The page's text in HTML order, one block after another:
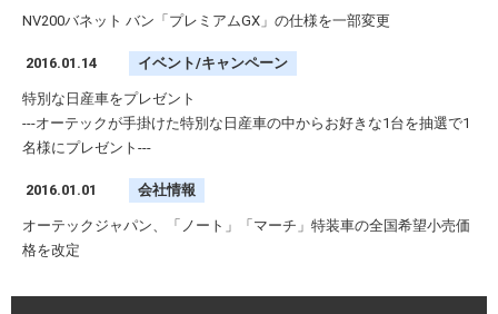
NV200バネット バン「プレミアムGX」の仕様を一部変更
2016.01.14 イベント/キャンペーン
特別な日産車をプレゼント
---オーテックが手掛けた特別な日産車の中からお好きな1台を抽選で1
名様にプレゼント---
2016.01.01 会社情報
オーテックジャパン、「ノート」「マーチ」特装車の全国希望小売価
格を改定